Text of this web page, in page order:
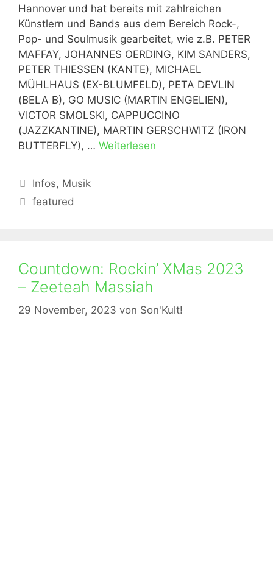
Hannover und hat bereits mit zahlreichen
Künstlern und Bands aus dem Bereich Rock-,
Pop- und Soulmusik gearbeitet, wie z.B. PETER
MAFFAY, JOHANNES OERDING, KIM SANDERS,
PETER THIESSEN (KANTE), MICHAEL
MÜHLHAUS (EX-BLUMFELD), PETA DEVLIN
(BELA B), GO MUSIC (MARTIN ENGELIEN),
VICTOR SMOLSKI, CAPPUCCINO
(JAZZKANTINE), MARTIN GERSCHWITZ (IRON
BUTTERFLY), … Weiterlesen
Kategorien
Infos, Musik
Schlagwörter
featured
Countdown: Rockin’ XMas 2023
– Zeeteah Massiah
29 November, 2023 von Son'Kult!